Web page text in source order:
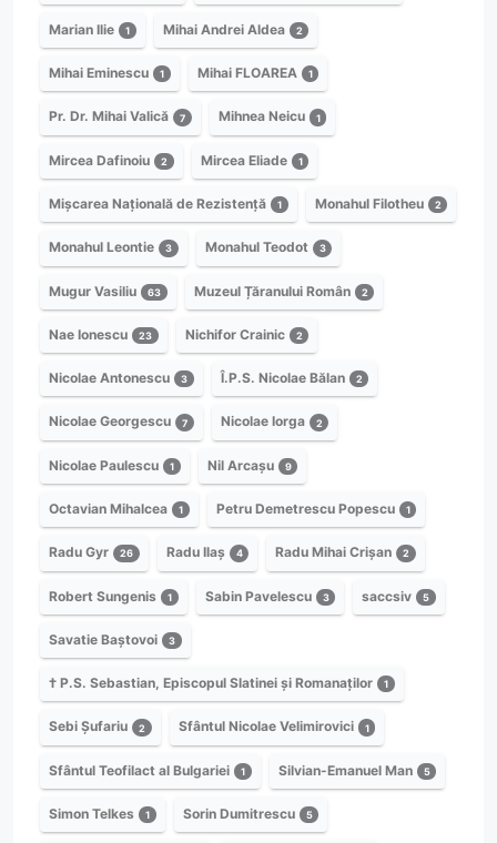
Marian Ilie 1 Mihai Andrei Aldea 2
Mihai Eminescu 1 Mihai FLOAREA 1
Pr. Dr. Mihai Valică 7 Mihnea Neicu 1
Mircea Dafinoiu 2 Mircea Eliade 1
Mișcarea Națională de Rezistență 1 Monahul Filotheu 2
Monahul Leontie 3 Monahul Teodot 3
Mugur Vasiliu 63 Muzeul Țăranului Român 2
Nae Ionescu 23 Nichifor Crainic 2
Nicolae Antonescu 3 Î.P.S. Nicolae Bălan 2
Nicolae Georgescu 7 Nicolae Iorga 2
Nicolae Paulescu 1 Nil Arcașu 9
Octavian Mihalcea 1 Petru Demetrescu Popescu 1
Radu Gyr 26 Radu Ilaș 4 Radu Mihai Crișan 2
Robert Sungenis 1 Sabin Pavelescu 3 saccsiv 5
Savatie Baștovoi 3
† P.S. Sebastian, Episcopul Slatinei și Romanaților 1
Sebi Șufariu 2 Sfântul Nicolae Velimirovici 1
Sfântul Teofilact al Bulgariei 1 Silvian-Emanuel Man 5
Simon Telkes 1 Sorin Dumitrescu 5